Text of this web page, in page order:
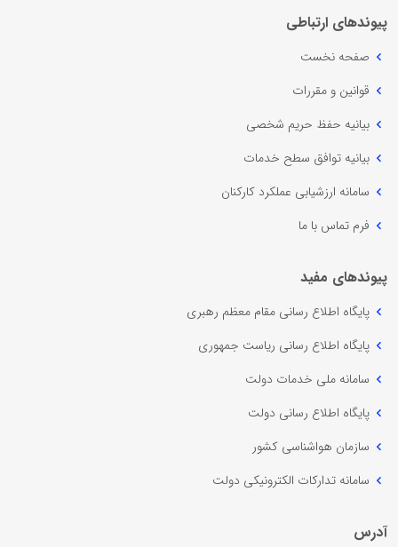
پیوندهای ارتباطی
صفحه نخست
قوانین و مقررات
بیانیه حفظ حریم شخصی
بیانیه توافق سطح خدمات
سامانه ارزشیابی عملکرد کارکنان
فرم تماس با ما
پیوندهای مفید
پایگاه اطلاع رسانی مقام معظم رهبری
پایگاه اطلاع رسانی ریاست جمهوری
سامانه ملی خدمات دولت
پایگاه اطلاع رسانی دولت
سازمان هواشناسی کشور
سامانه تدارکات الکترونیکی دولت
آدرس